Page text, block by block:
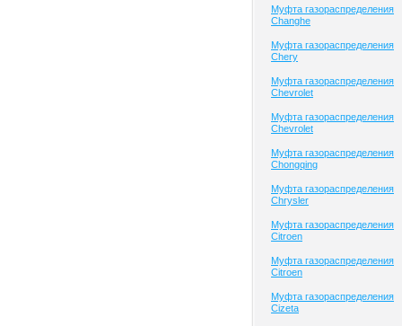
Муфта газораспределения
Changhe
Муфта газораспределения
Chery
Муфта газораспределения
Chevrolet
Муфта газораспределения
Chevrolet
Муфта газораспределения
Chongqing
Муфта газораспределения
Chrysler
Муфта газораспределения
Citroen
Муфта газораспределения
Citroen
Муфта газораспределения
Cizeta